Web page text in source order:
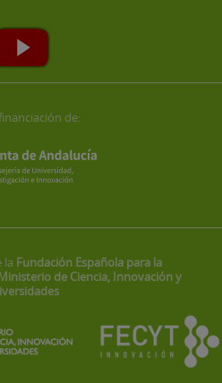
de:
la Fundación Española para la
de Ciencia, Innovación y